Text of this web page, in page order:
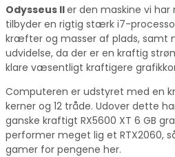
Odysseus IIer den maskine vi har
tilbyder en rigtig stærk i7-
kræfter og masser af plads, samt
udvidelse, da der er en kraftig
klare væsentligt kraftigere
Computeren er udstyret med en
kerner og 12 tråde. Udover dette
ganske kraftigt RX5600 XT 6 GB
performer meget lig et RTX2060,
gamer for pengene her.